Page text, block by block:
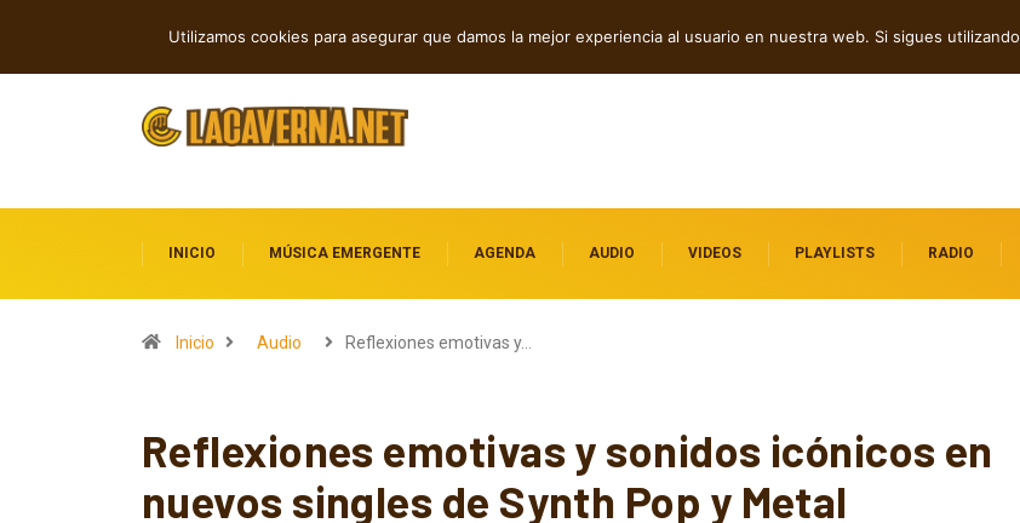
INICIO MÚSICA EMERGENTE AGENDA AUDIO VIDEOS PLAYLISTS RADIO
Inicio Audio Reflexiones emotivas y…
Reflexiones emotivas y sonidos icónicos en
nuevos singles de Synth Pop y Metal
Utilizamos cookies para asegurar que damos la mejor experiencia al usuario en nuestra web. Si sigues